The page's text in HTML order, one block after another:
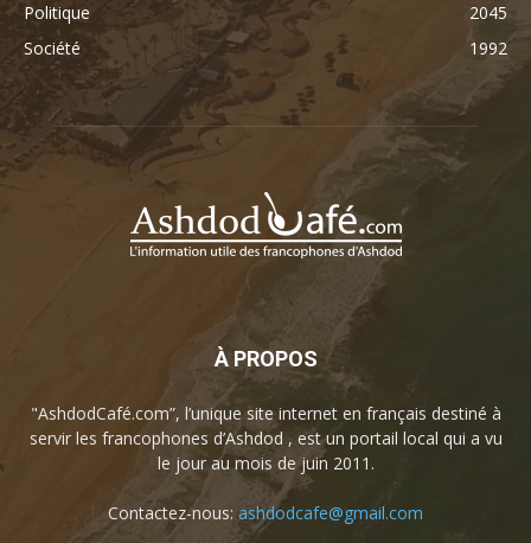
Politique
2045
Société
1992
À PROPOS
"AshdodCafé.com”, l’unique site internet en français destiné à
servir les francophones d’Ashdod , est un portail local qui a vu
le jour au mois de juin 2011.
Contactez-nous: ashdodcafe@gmail.com